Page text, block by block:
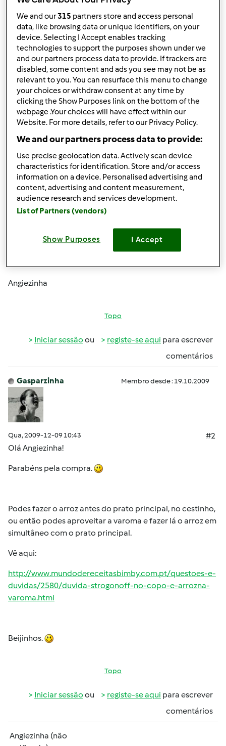
Qua, 2009-12-09 10:19
Olá a todos,
sou a mais recente bimbólica, e tenho algumas questões.
A primeira das quais prende-se com a forma como
devemos fazer o arroz como acompanhamento.
Imaginem por exemplo que quero fazer uns bifinhos com
cogumelos com arroz a acompanhar, como deverei
fazer?
Em separado? Dá para fazer em simultâneo? Como? Que
tipo de arroz é mais adequado para a bimby?
Beijinhos e obrigada pela ajuda,
Angiezinha
Topo
Iniciar sessão ou registe-se aqui para escrever
comentários
Gasparzinha Membro desde : 19.10.2009
Qua, 2009-12-09 10:43
#2
Olá Angiezinha!
Parabéns pela compra.
Podes fazer o arroz antes do prato principal, no cestinho,
ou então podes aproveitar a varoma e fazer lá o arroz em
simultâneo com o prato principal.
Vê aqui:
http://www.mundodereceitasbimby.com.pt/questoes-e-
duvidas/2580/duvida-strogonoff-no-copo-e-arrozna-
varoma.html
Beijinhos.
Topo
Iniciar sessão ou registe-se aqui para escrever
comentários
Angiezinha (não
We and our315 partners store and access personal
data, like browsing data or unique identifiers, on your
device. Selecting I Accept enables tracking
technologies to support the purposes shown under we
and our partners process data to provide. If trackers are
disabled, some content and ads you see may not be as
relevant to you. You can resurface this menu to change
your choices or withdraw consent at any time by
clicking the Show Purposes link on the bottom of the
webpage .Your choices will have effect within our
Website. For more details, refer to our Privacy Policy.
We and our partners process data to provide:
Use precise geolocation data. Actively scan device
characteristics for identification. Store and/or access
information on a device. Personalised advertising and
content, advertising and content measurement,
audience research and services development.
List of Partners (vendors)
Show Purposes I Accept